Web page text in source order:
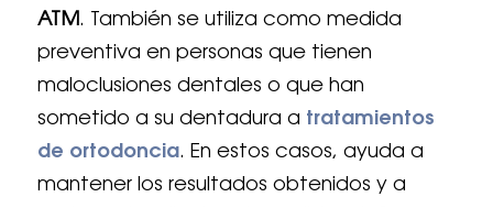
ATM. También se utiliza como medida
preventiva en personas que tienen
maloclusiones dentales o que han
sometido a su dentadura a tratamientos
de ortodoncia. En estos casos, ayuda a
mantener los resultados obtenidos y a